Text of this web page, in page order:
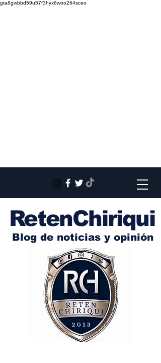
gta8gwbbd59u57f3hyx6woo264sceo
RetenChiriqui
Blog de noticias y opinión